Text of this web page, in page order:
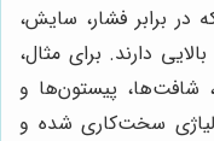
در برابر فشار، سایش،
دارند. برای مثال،
شافت‌ها، پیستون‌ها و
آلیاژی سخت‌کاری شده و